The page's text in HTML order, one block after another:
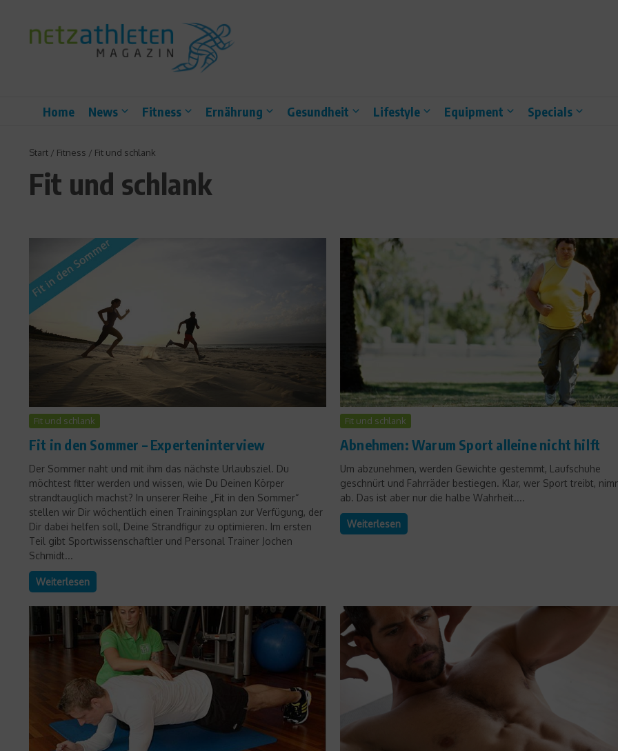
Home News Fitness Ernährung Gesundheit Lifestyle Equipment Specials
Start / Fitness / Fit und schlank
Fit und schlank
Fit und schlank
Fit in den Sommer – Experteninterview
Der Sommer naht und mit ihm das nächste Urlaubsziel. Du
möchtest fitter werden und wissen, wie Du Deinen Körper
strandtauglich machst? In unserer Reihe „Fit in den Sommer“
stellen wir Dir wöchentlich einen Trainingsplan zur Verfügung, der
Dir dabei helfen soll, Deine Strandfigur zu optimieren. Im ersten
Teil gibt Sportwissenschaftler und Personal Trainer Jochen
Schmidt...
Weiterlesen
Fit und schlank
Abnehmen: Warum Sport alleine nicht hilft
Um abzunehmen, werden Gewichte gestemmt, Laufschuhe
geschnürt und Fahrräder bestiegen. Klar, wer Sport treibt,
ab. Das ist aber nur die halbe Wahrheit....
Weiterlesen